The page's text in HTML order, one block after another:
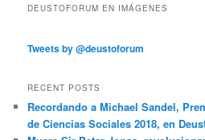
DEUSTOFORUM EN IMÁGENES
Tweets by @deustoforum
RECENT POSTS
Recordando a Michael Sandel,
de Ciencias Sociales 2018, en